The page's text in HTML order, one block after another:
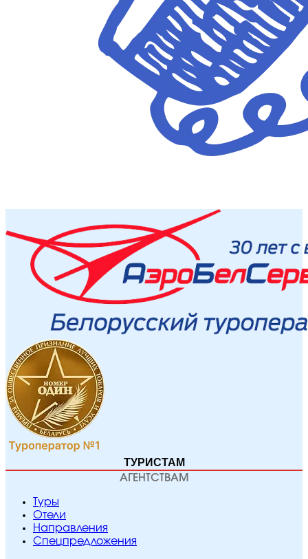
ТУРИСТАМ
АГЕНТСТВАМ
Туры
Отели
Направления
Спецпредложения